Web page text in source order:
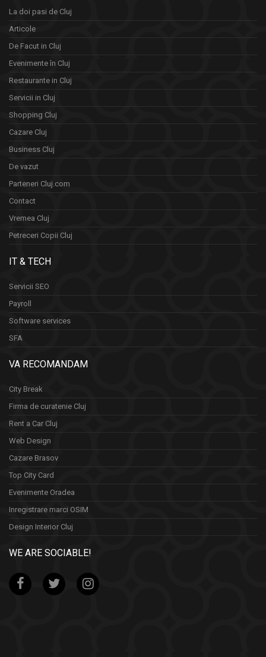
La doi pasi de Cluj
Articole
De Facut in Cluj
Evenimente în Cluj
Restaurante in Cluj
Servicii in Cluj
Shopping Cluj
Cazare Cluj
Business Cluj
De vazut
Parteneri Cluj.com
Contact
Vremea Cluj
Petreceri Copii Cluj
IT & TECH
Servicii SEO
Payroll
Software services
SFA
VA RECOMANDAM
City Break
Firma de curatenie Cluj
Rent a Car Cluj
Web Design
Cazare Brasov
Top City Card
Evenimente Oradea
Inregistrare marci OSIM
Design Interior Cluj
WE ARE SOCIABLE!